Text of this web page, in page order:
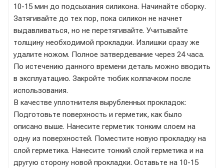
10-15 мин до подсыхания силикона. Начинайте сборку.
Затягивайте до тех пор, пока силикон не начнет
выдавливаться, но не перетягивайте. Учитывайте
толщину необходимой прокладки. Излишки сразу же
удалите ножом. Полное затвердевание через 24 часа.
По истечению данного времени деталь можно вводить
в эксплуатацию. Закройте тюбик колпачком после
использования.
В качестве уплотнителя вырубленных прокладок:
Подготовьте поверхность и герметик, как было
описано выше. Нанесите герметик тонким слоем на
одну из поверхностей. Поместите новую прокладку на
слой герметика. Нанесите тонкий слой герметика и на
другую сторону новой прокладки. Оставьте на 10-15